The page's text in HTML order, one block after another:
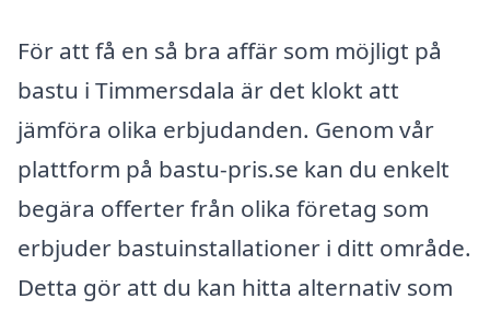
För att få en så bra affär som möjligt på
bastu i Timmersdala är det klokt att
jämföra olika erbjudanden. Genom vår
plattform på bastu-pris.se kan du enkelt
begära offerter från olika företag som
erbjuder bastuinstallationer i ditt område.
Detta gör att du kan hitta alternativ som